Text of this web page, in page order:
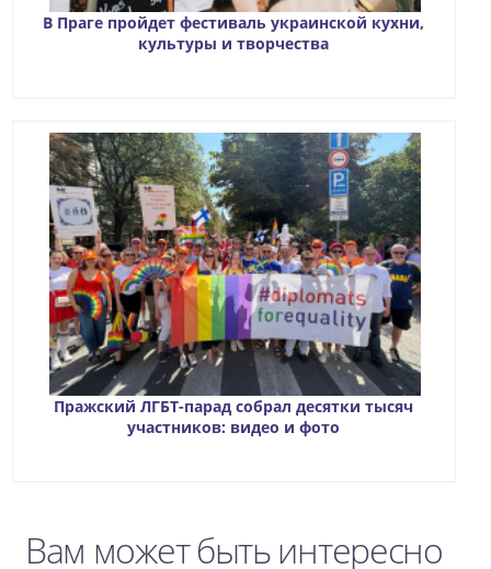
В Праге пройдет фестиваль украинской кухни,
культуры и творчества
Пражский ЛГБТ-парад собрал десятки тысяч
участников: видео и фото
Вам может быть интересно